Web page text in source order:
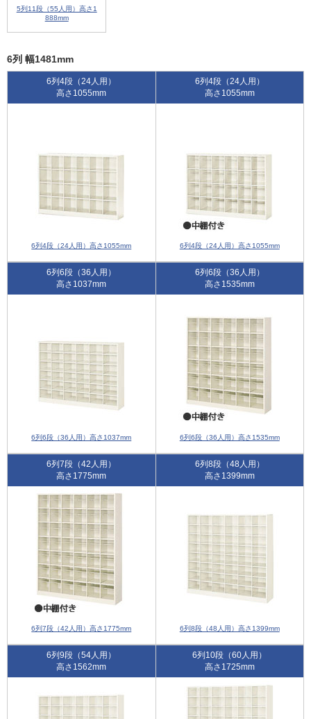
5列11段（55人用）高さ1
888mm
6列 幅1481mm
6列4段（24人用）
高さ1055mm
6列4段（24人用）高さ1055mm
6列4段（24人用）
高さ1055mm
6列4段（24人用）高さ1055mm
6列6段（36人用）
高さ1037mm
6列6段（36人用）高さ1037mm
6列6段（36人用）
高さ1535mm
6列6段（36人用）高さ1535mm
6列7段（42人用）
高さ1775mm
6列7段（42人用）高さ1775mm
6列8段（48人用）
高さ1399mm
6列8段（48人用）高さ1399mm
6列9段（54人用）
高さ1562mm
6列10段（60人用）
高さ1725mm